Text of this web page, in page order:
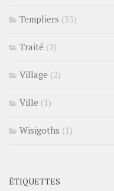
Templiers (33)
Traité (2)
Village (2)
Ville (1)
Wisigoths (1)
ÉTIQUETTES